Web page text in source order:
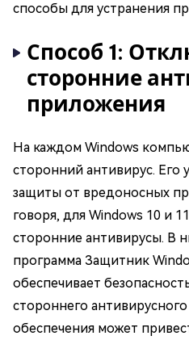
способы для устранения
Способ 1:
сторонние
приложения
На каждом Windows
сторонний антивирус. Его
защиты от вредоносных
говоря, для Windows 10 и
сторонние антивирусы. В
программа Защитник
обеспечивает
стороннего
обеспечения может